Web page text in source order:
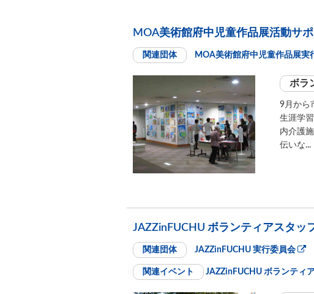
MOA美術館府中児童作品展活動サ
関連団体 MOA美術館府中児童作品展実
ボラ
9月から
生涯学
内介護
伝いな...
JAZZinFUCHU ボランティアスタッ
関連団体 JAZZinFUCHU 実行委員会
関連イベント JAZZinFUCHU ボランティ